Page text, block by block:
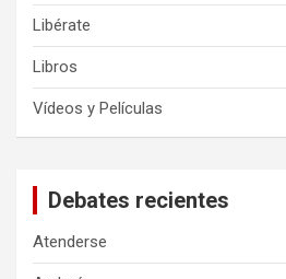
Libérate
Libros
Vídeos y Películas
Debates recientes
Atenderse